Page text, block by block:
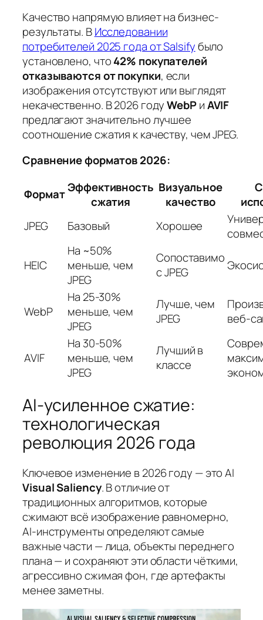
Качество напрямую влияет на бизнес-
результаты. ВИсследовании
потребителей 2025 года от Salsifyбыло
установлено, что42% покупателей
отказываются от покупки, если
изображения отсутствуют или выглядят
некачественно. В 2026 годуWebPиAVIF
предлагают значительно лучшее
соотношение сжатия к качеству, чем JPEG.
Сравнение форматов 2026:
ФорматЭффективность
сжатия
Визуальное
качество
JPEG
Базовый Хорошее
HEIC
На ~50%
меньше, чем
JPEG
Сопоставимо
с JPEG
WebP
На 25-30%
меньше, чем
JPEG
Лучше, чем
JPEG
веб-
AVIF
На 30-50%
меньше, чем
JPEG
Лучший в
классе
AI-усиленное сжатие:
технологическая
революция 2026 года
Ключевое изменение в 2026 году — это AI
Visual Saliency. В отличие от
традиционных алгоритмов, которые
сжимают всё изображение равномерно,
AI-инструменты определяют самые
важные части — лица, объекты переднего
плана — и сохраняют эти области чёткими,
агрессивно сжимая фон, где артефакты
менее заметны.